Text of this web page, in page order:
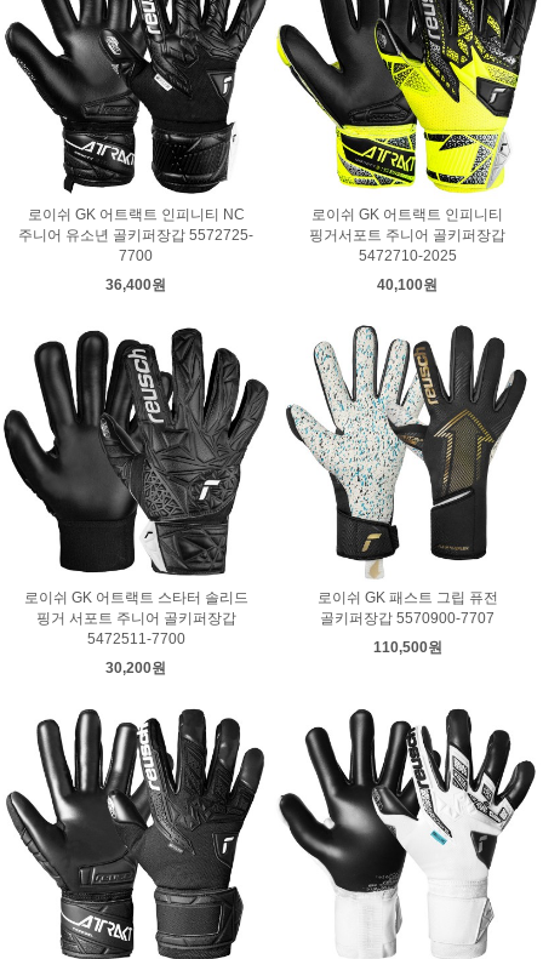
로이쉬 GK 어트랙트 인피니티 NC
주니어 유소년 골키퍼장갑 5572725-
7700
36,400원
로이쉬 GK 어트랙트 인피니티
핑거서포트 주니어 골키퍼장갑
5472710-2025
40,100원
로이쉬 GK 어트랙트 스타터 솔리드
핑거 서포트 주니어 골키퍼장갑
5472511-7700
30,200원
로이쉬 GK 패스트 그립 퓨전
골키퍼장갑 5570900-7707
110,500원